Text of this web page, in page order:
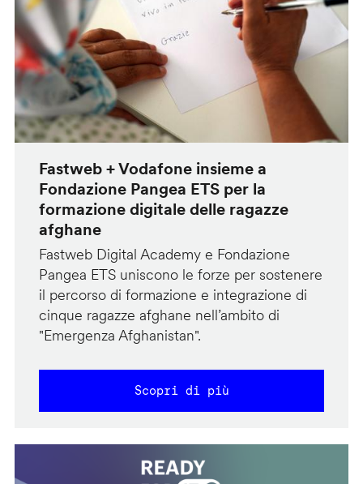
Fastweb + Vodafone insieme a
Fondazione Pangea ETS per la
formazione digitale delle ragazze
afghane
Fastweb Digital Academy e Fondazione
Pangea ETS uniscono le forze per sostenere
il percorso di formazione e integrazione di
cinque ragazze afghane nell’ambito di
"Emergenza Afghanistan".
Scopri di più